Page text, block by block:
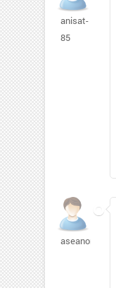
anisat-
85
aseanorwin276